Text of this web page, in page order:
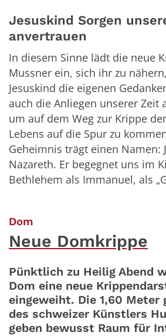
Jesuskind Sorgen
anvertrauen
In diesem Sinne lädt die neue
Mussner ein, sich ihr zu
Jesuskind die eigenen
auch die Anliegen unserer Zeit
um auf dem Weg zur Krippe
Lebens auf die Spur zu
Geheimnis trägt einen Namen:
Nazareth. Er begegnet uns im
Bethlehem als Immanuel, als
Dom
Neue Domkrippe
Pünktlich zu Heilig Abend
Dom eine neue
eingeweiht. Die 1,60 Meter
des schweizer Künstlers
geben bewusst Raum für